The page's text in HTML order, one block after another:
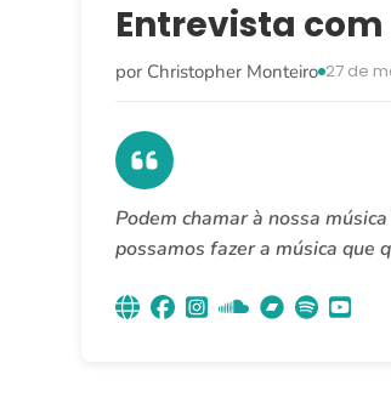
Entrevista
por Christopher Monteiro 27 de
Podem chamar à nossa
possamos fazer a música que